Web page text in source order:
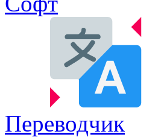
Переводчик